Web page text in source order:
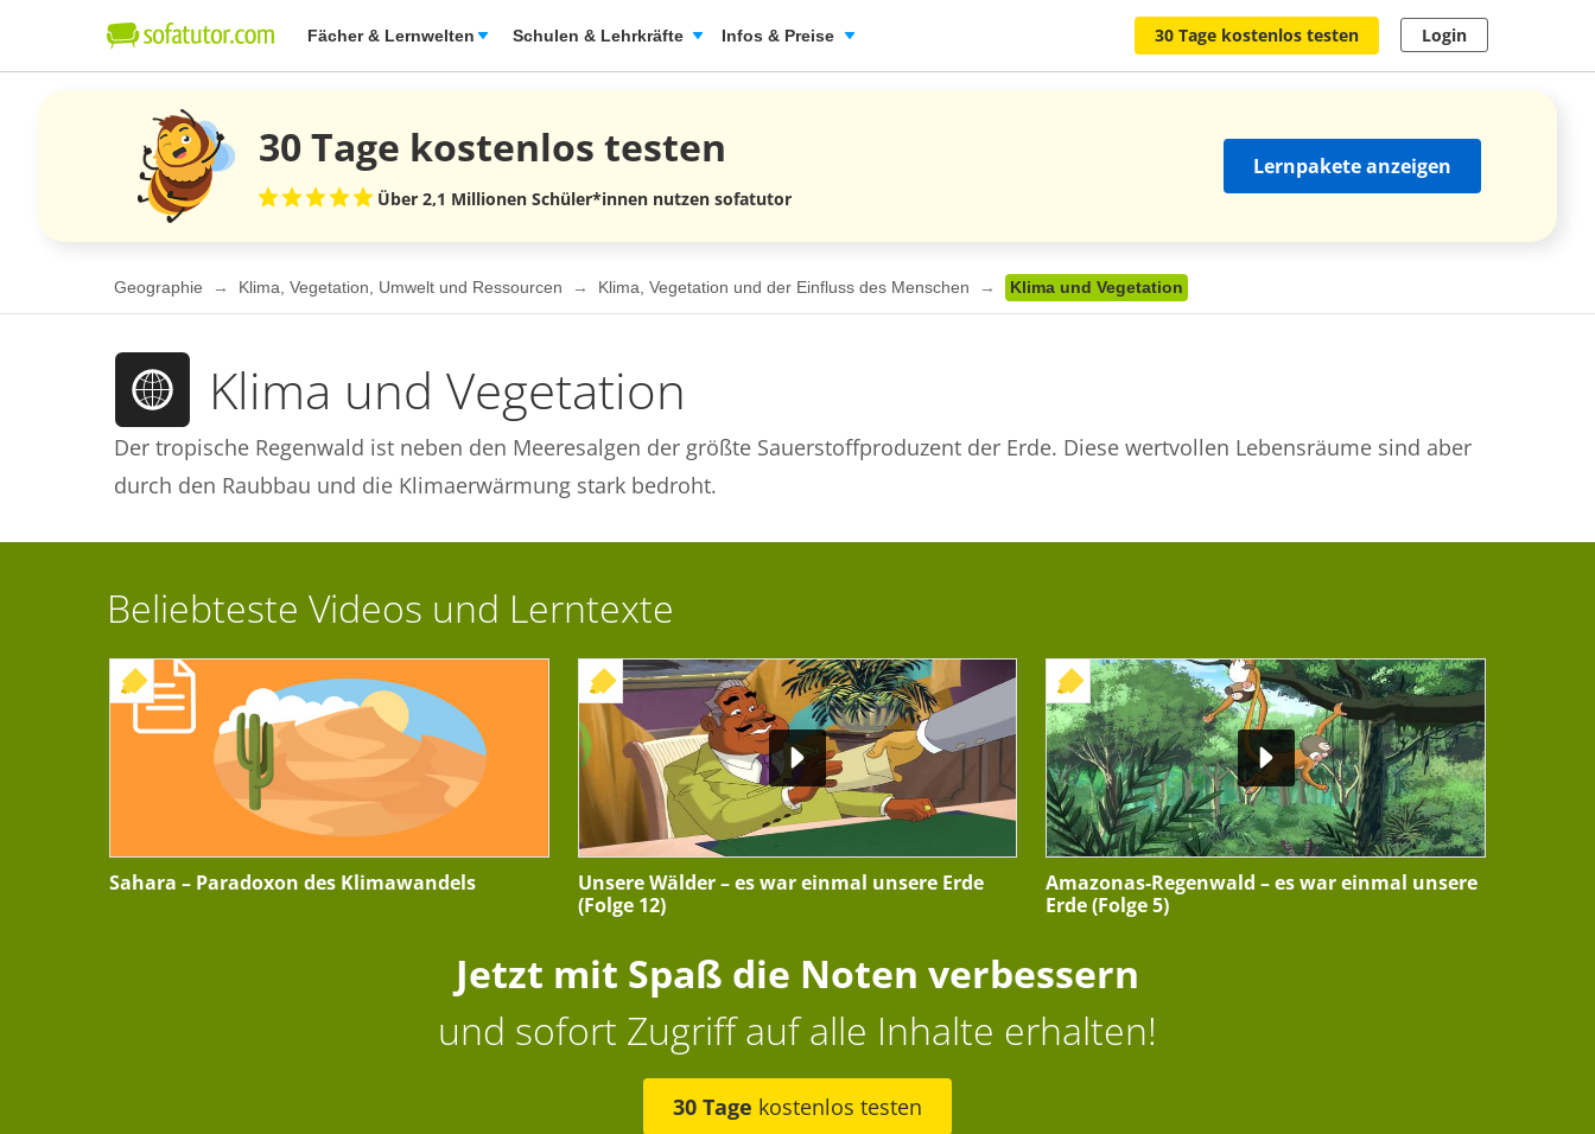
Fächer & Lernwelten Schulen & Lehrkräfte Infos & Preise 30 Tage kostenlos testen Login
30 Tage kostenlos testen
Über 2,1 Millionen Schüler*innen nutzen sofatutor
Lernpakete anzeigen
Geographie Klima, Vegetation, Umwelt und Ressourcen Klima, Vegetation und der Einfluss des Menschen Klima und Vegetation
Klima und Vegetation
Der tropische Regenwald ist neben den Meeresalgen der größte Sauerstoffproduzent der Erde. Diese wertvollen Lebensräume sind aber
durch den Raubbau und die Klimaerwärmung stark bedroht.
Beliebteste Videos und Lerntexte
+ INTERAKTIVE ÜBUNG
Sahara – Paradoxon des Klimawandels
+ INTERAKTIVE ÜBUNG
Unsere Wälder – es war einmal unsere Erde
(Folge 12)
+ INTERAKTIVE ÜBUNG
Amazonas-Regenwald – es war einmal unsere
Erde (Folge 5)
Jetzt mit Spaß die Noten verbessern
und sofort Zugriff auf alle Inhalte erhalten!
30 Tage kostenlos testen